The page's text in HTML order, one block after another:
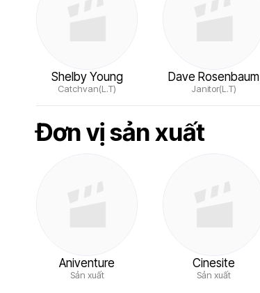
Shelby Young
Catchvan(L.T)
Dave Rosenbaum
Janitor(L.T)
Đơn vị sản xuất
Aniventure
Sản xuất
Cinesite
Sản xuất